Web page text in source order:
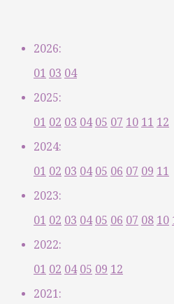
2026:
01 03 04
2025:
01 02 03 04 05 07 10 11 12
2024:
01 02 03 04 05 06 07 09 11
2023:
01 02 03 04 05 06 07 08 10
2022:
01 02 04 05 09 12
2021: